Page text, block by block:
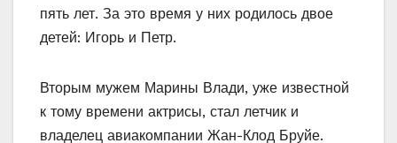
пять лет. За это время у них родилось двое
детей: Игорь и Петр.
Вторым мужем Марины Влади, уже известной
к тому времени актрисы, стал летчик и
владелец авиакомпании Жан-Клод Бруйе.